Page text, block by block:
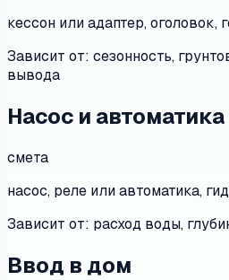
кессон или адаптер, оголовок,
Зависит от: сезонность,
вывода
Насос и автоматика
смета
насос, реле или автоматика,
Зависит от: расход воды,
Ввод в дом